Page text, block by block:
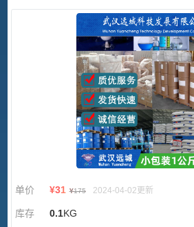
单价 ¥31 ¥175 2024-04-02更新
库存 0.1KG